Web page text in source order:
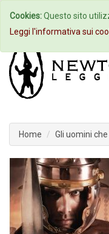
Home
Home Gli uomini
Cookies:Questo sito
Leggi l'informativa sui